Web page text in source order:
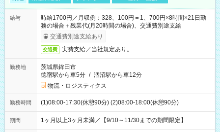
給与
時給1700円／月収例：328、100円＝1、700円×8時間×21日勤
務の場合＋残業代(月20時間の場合)、交通費別途支給
交通費別途支給あり
交通費 実費支給／当社規定あり。
勤務地
茨城県鉾田市
徳宿駅から車5分 / 涸沼駅から車12分
物流・ロジスティクス
勤務時間 (1)08:00-17:30(休憩90分) (2)08:00-18:00(休憩90分)
期間 1ヶ月以上3ヶ月未満／【9/10～11/30までの期間限定】